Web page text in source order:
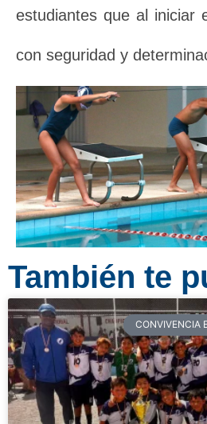
estudiantes que al iniciar
con seguridad y
También te
CONVIVENCIA